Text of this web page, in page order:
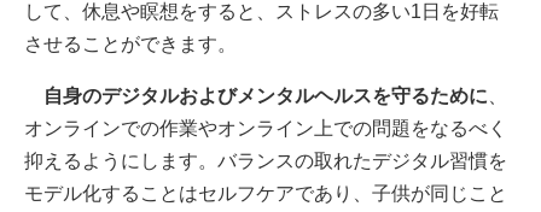
して、休息や瞑想をすると、ストレスの多い1日を好転
させることができます。
自身のデジタルおよびメンタルヘルスを守るために
オンラインでの作業やオンライン上での問題をなるべく
抑えるようにします。バランスの取れたデジタル習慣を
モデル化することはセルフケアであり、子供が同じこと